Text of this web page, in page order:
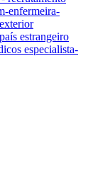
enfermeira-
estrangeiro
especialista-